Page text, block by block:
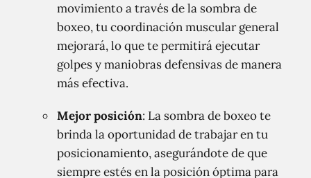
movimiento a través de la sombra de
boxeo, tu coordinación muscular general
mejorará, lo que te permitirá ejecutar
golpes y maniobras defensivas de manera
más efectiva.
Mejor posición: La sombra de boxeo te
brinda la oportunidad de trabajar en tu
posicionamiento, asegurándote de que
siempre estés en la posición óptima para